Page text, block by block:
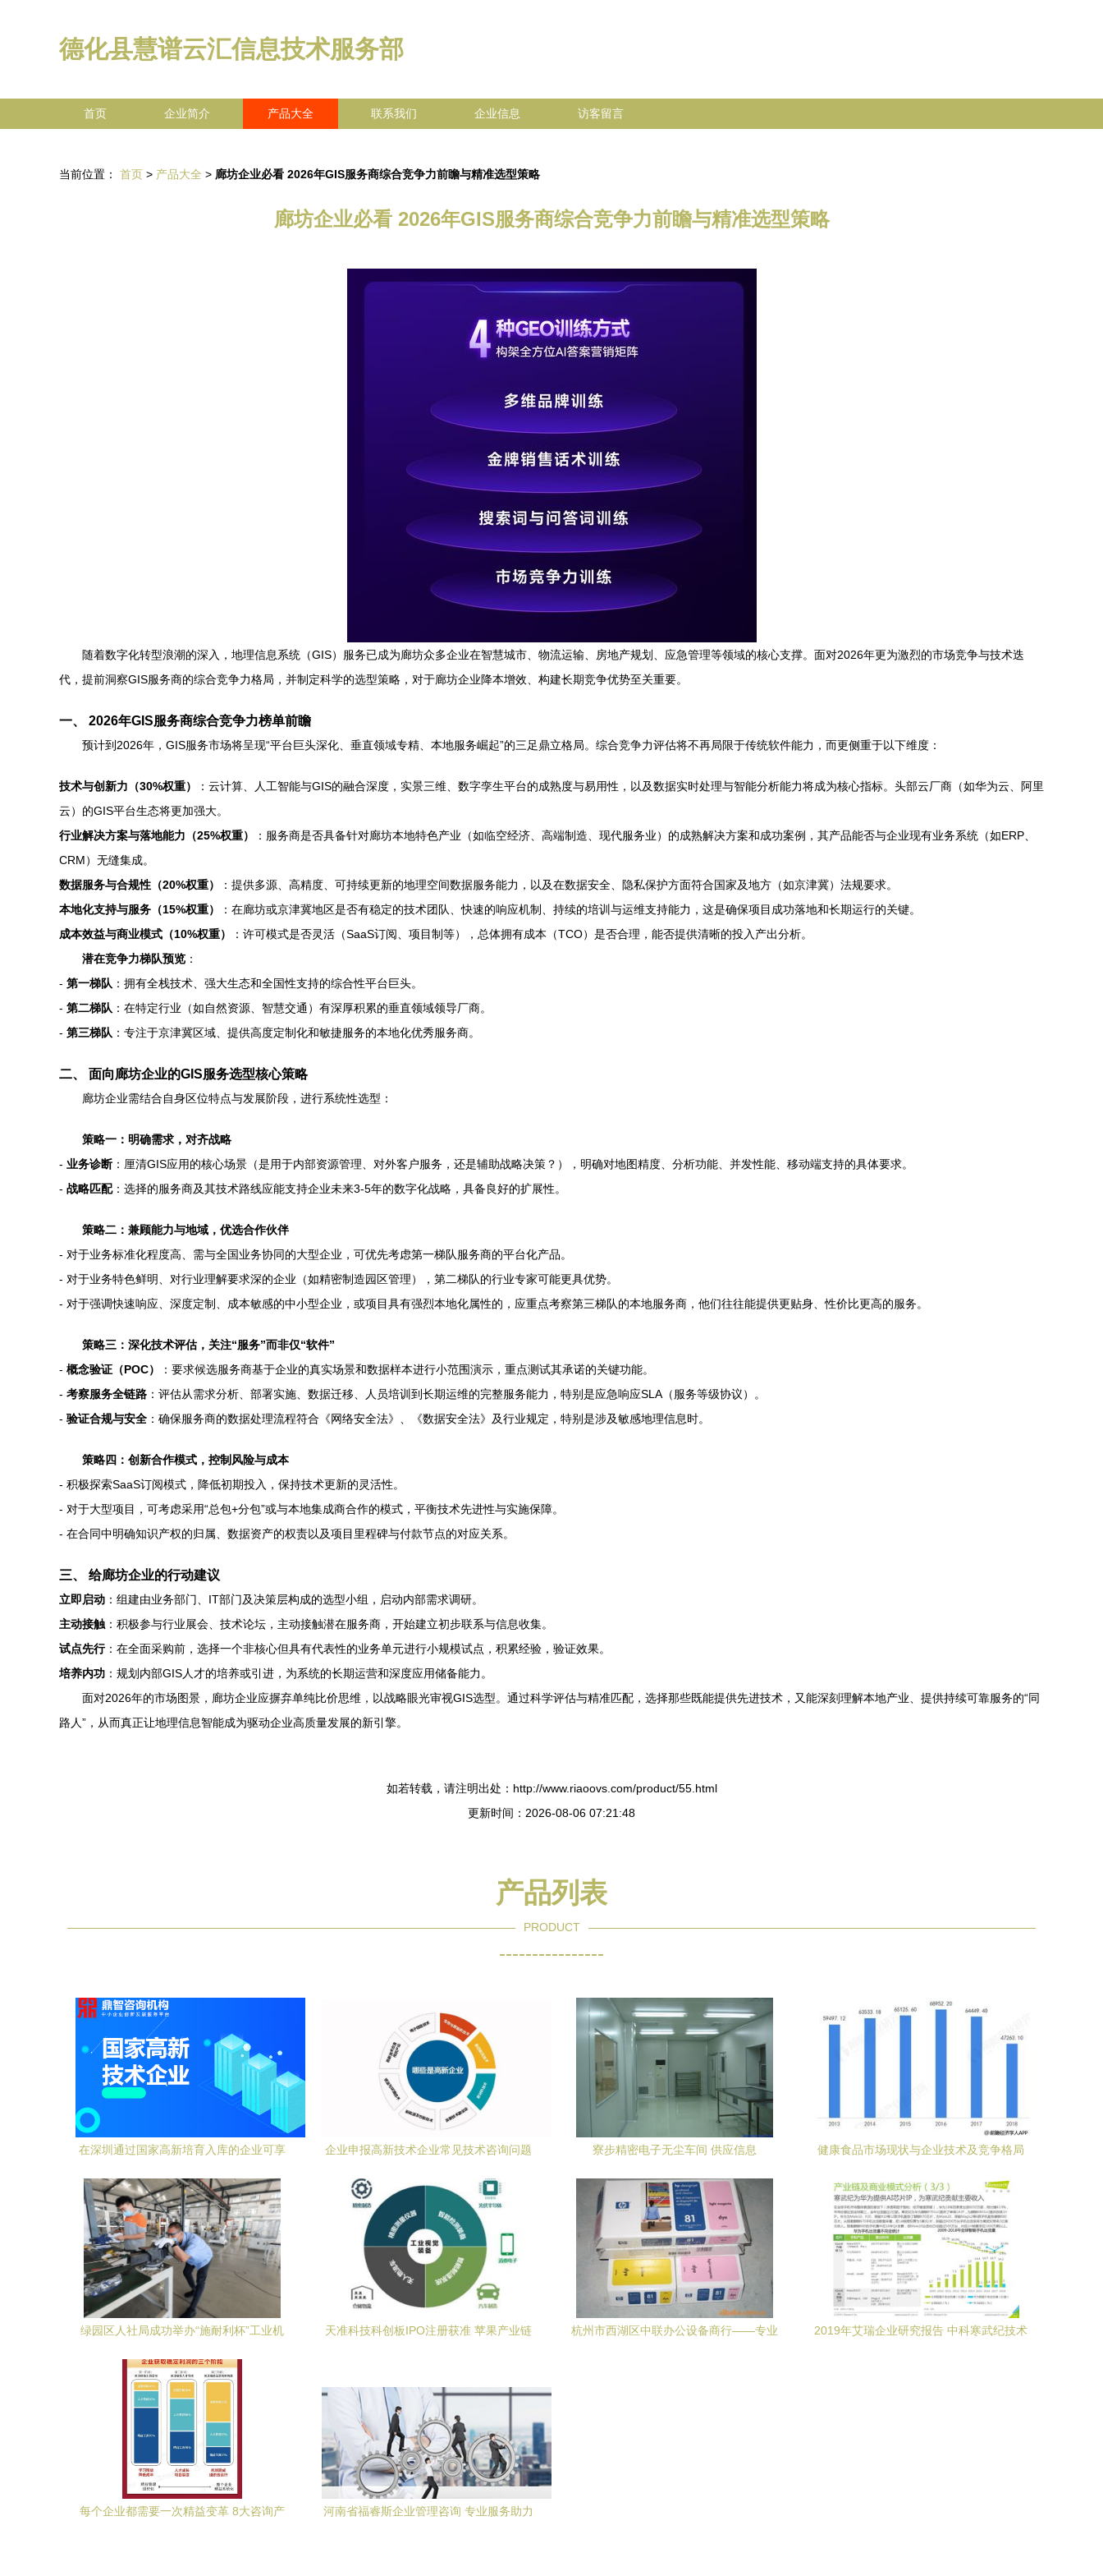
德化县慧谱云汇信息技术服务部
首页 企业简介 产品大全 联系我们 企业信息 访客留言
当前位置： 首页 > 产品大全 > 廊坊企业必看 2026年GIS服务商综合竞争力前瞻与精准选型策略
廊坊企业必看 2026年GIS服务商综合竞争力前瞻与精准选型策略
随着数字化转型浪潮的深入，地理信息系统（GIS）服务已成为廊坊众多企业在智慧城市、物流运输、房地产规划、应急管理等领域的核心支撑。面对2026年更为激烈的市场竞争与技术迭
代，提前洞察GIS服务商的综合竞争力格局，并制定科学的选型策略，对于廊坊企业降本增效、构建长期竞争优势至关重要。
一、 2026年GIS服务商综合竞争力榜单前瞻
预计到2026年，GIS服务市场将呈现“平台巨头深化、垂直领域专精、本地服务崛起”的三足鼎立格局。综合竞争力评估将不再局限于传统软件能力，而更侧重于以下维度：
技术与创新力（30%权重）
：云计算、人工智能与GIS的融合深度，实景三维、数字孪生平台的成熟度与易用性，以及数据实时处理与智能分析能力将成为核心指标。头部云厂商（如华为云、阿里
云）的GIS平台生态将更加强大。
行业解决方案与落地能力（25%权重）
：服务商是否具备针对廊坊本地特色产业（如临空经济、高端制造、现代服务业）的成熟解决方案和成功案例，其产品能否与企业现有业务系统（如ERP、
CRM）无缝集成。
数据服务与合规性（20%权重）
：提供多源、高精度、可持续更新的地理空间数据服务能力，以及在数据安全、隐私保护方面符合国家及地方（如京津冀）法规要求。
本地化支持与服务（15%权重）
：在廊坊或京津冀地区是否有稳定的技术团队、快速的响应机制、持续的培训与运维支持能力，这是确保项目成功落地和长期运行的关键。
成本效益与商业模式（10%权重）
：许可模式是否灵活（SaaS订阅、项目制等），总体拥有成本（TCO）是否合理，能否提供清晰的投入产出分析。
潜在竞争力梯队预览 ：
- 第一梯队 ：拥有全栈技术、强大生态和全国性支持的综合性平台巨头。
- 第二梯队 ：在特定行业（如自然资源、智慧交通）有深厚积累的垂直领域领导厂商。
- 第三梯队 ：专注于京津冀区域、提供高度定制化和敏捷服务的本地化优秀服务商。
二、 面向廊坊企业的GIS服务选型核心策略
廊坊企业需结合自身区位特点与发展阶段，进行系统性选型：
策略一：明确需求，对齐战略
- 业务诊断 ：厘清GIS应用的核心场景（是用于内部资源管理、对外客户服务，还是辅助战略决策？），明确对地图精度、分析功能、并发性能、移动端支持的具体要求。
- 战略匹配：选择的服务商及其技术路线应能支持企业未来3-5年的数字化战略，具备良好的扩展性。
策略二：兼顾能力与地域，优选合作伙伴
- 对于业务标准化程度高、需与全国业务协同的大型企业，可优先考虑第一梯队服务商的平台化产品。
- 对于业务特色鲜明、对行业理解要求深的企业（如精密制造园区管理），第二梯队的行业专家可能更具优势。
- 对于强调快速响应、深度定制、成本敏感的中小型企业，或项目具有强烈本地化属性的，应重点考察第三梯队的本地服务商，他们往往能提供更贴身、性价比更高的服务。
策略三：深化技术评估，关注“服务”而非仅“软件”
- 概念验证（POC）
：要求候选服务商基于企业的真实场景和数据样本进行小范围演示，重点测试其承诺的关键功能。
- 考察服务全链路 ：评估从需求分析、部署实施、数据迁移、人员培训到长期运维的完整服务能力，特别是应急响应SLA（服务等级协议）。
- 验证合规与安全 ：确保服务商的数据处理流程符合《网络安全法》、《数据安全法》及行业规定，特别是涉及敏感地理信息时。
策略四：创新合作模式，控制风险与成本
- 积极探索SaaS订阅模式，降低初期投入，保持技术更新的灵活性。
- 对于大型项目，可考虑采用“总包+分包”或与本地集成商合作的模式，平衡技术先进性与实施保障。
- 在合同中明确知识产权的归属、数据资产的权责以及项目里程碑与付款节点的对应关系。
三、 给廊坊企业的行动建议
立即启动 ：组建由业务部门、IT部门及决策层构成的选型小组，启动内部需求调研。
主动接触 ：积极参与行业展会、技术论坛，主动接触潜在服务商，开始建立初步联系与信息收集。
试点先行：在全面采购前，选择一个非核心但具有代表性的业务单元进行小规模试点，积累经验，验证效果。
培养内功 ：规划内部GIS人才的培养或引进，为系统的长期运营和深度应用储备能力。
面对2026年的市场图景，廊坊企业应摒弃单纯比价思维，以战略眼光审视GIS选型。通过科学评估与精准匹配，选择那些既能提供先进技术，又能深刻理解本地产业、提供持续可靠服务的“同
路人”，从而真正让地理信息智能成为驱动企业高质量发展的新引擎。
如若转载，请注明出处：http://www.riaoovs.com/product/55.html
更新时间：2026-08-06 07:21:48
产品列表
PRODUCT
----------------
在深圳通过国家高新培育入库的企业可享
企业申报高新技术企业常见技术咨询问题
寮步精密电子无尘车间 供应信息
健康食品市场现状与企业技术及竞争格局
绿园区人社局成功举办“施耐利杯”工业机
天准科技科创板IPO注册获准 苹果产业链
杭州市西湖区中联办公设备商行——专业
2019年艾瑞企业研究报告 中科寒武纪技术
每个企业都需要一次精益变革 8大咨询产
河南省福睿斯企业管理咨询 专业服务助力